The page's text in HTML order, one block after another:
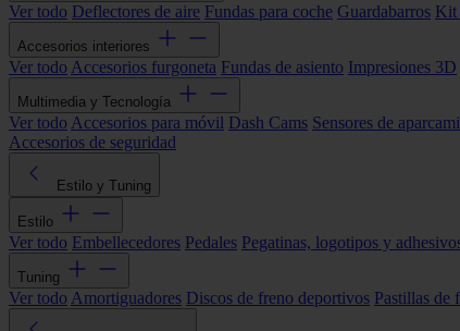
Ver todo Deflectores de aire Fundas para coche Guardabarros Kit
Accesorios interiores
Ver todo Accesorios furgoneta Fundas de asiento Impresiones 3D
Multimedia y Tecnología
Ver todo Accesorios para móvil Dash Cams Sensores de
Accesorios de seguridad
Estilo y Tuning
Estilo
Ver todo Embellecedores Pedales Pegatinas, logotipos y
Tuning
Ver todo Amortiguadores Discos de freno deportivos Pastillas de